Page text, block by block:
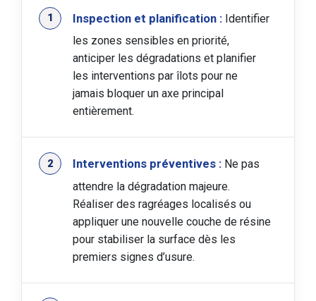
Inspection et planification : Identifier
les zones sensibles en priorité,
anticiper les dégradations et planifier
les interventions par îlots pour ne
jamais bloquer un axe principal
entièrement.
Interventions préventives : Ne pas
attendre la dégradation majeure.
Réaliser des ragréages localisés ou
appliquer une nouvelle couche de résine
pour stabiliser la surface dès les
premiers signes d’usure.